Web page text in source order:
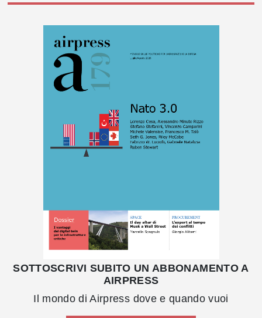
SOTTOSCRIVI SUBITO UN ABBONAMENTO A
AIRPRESS
Il mondo di Airpress dove e quando vuoi